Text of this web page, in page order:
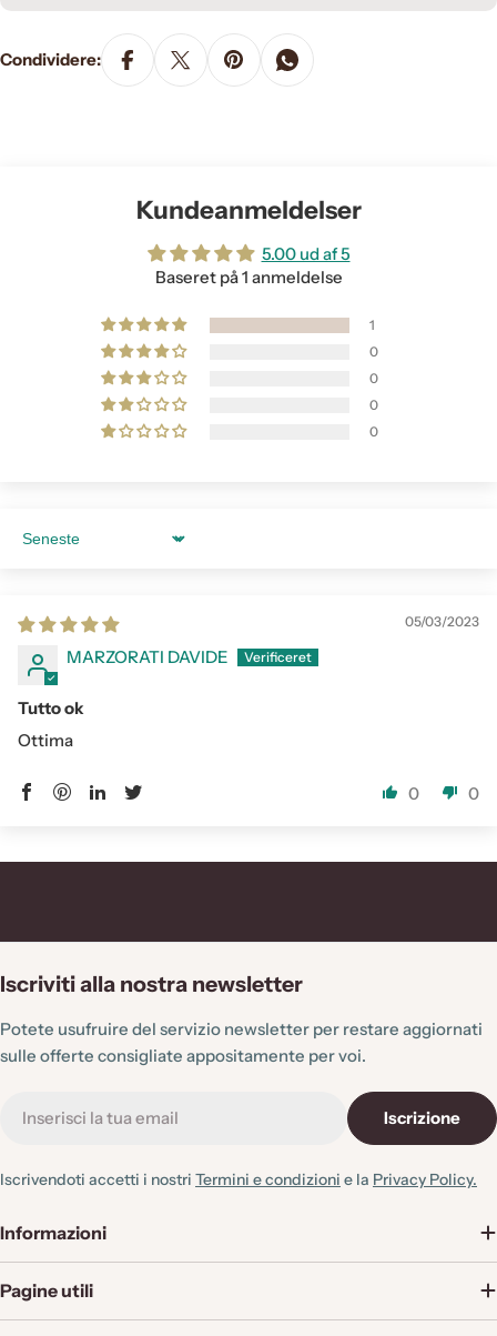
Condividere:
Kundeanmeldelser
5.00 ud af 5
Baseret på 1 anmeldelse
1
0
0
0
0
Sort by
05/03/2023
MARZORATI DAVIDE
Tutto ok
Ottima
0 0
Iscriviti alla nostra newsletter
Potete usufruire del servizio newsletter per restare aggiornati
sulle offerte consigliate appositamente per voi.
mail
Iscrizione
Iscrivendoti accetti i nostri Termini e condizioni e la Privacy Policy.
Informazioni
Pagine utili